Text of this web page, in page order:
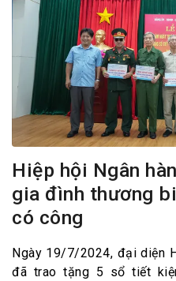
Hiệp hội Ngân
gia đình thương
có công
Ngày 19/7/2024, đại diện
đã trao tặng 5 sổ tiết